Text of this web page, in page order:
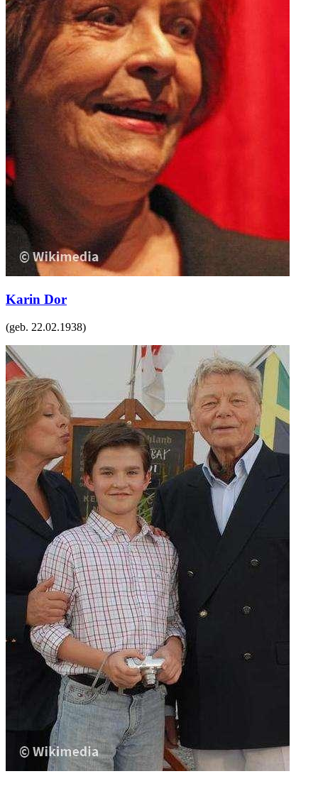
Karin Dor
(geb. 22.02.1938)